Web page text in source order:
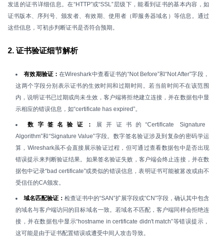
发送的证书详细信息。在“HTTP”或“SSL”层级下，能看到证书的基本内容，如
证书版本、序列号、颁发者、有效期、使用者（即服务器域名）等信息。通过
这些信息，可初步判断证书是否符合预期。
2. 证书验证细节解析
有效期验证：在Wireshark中查看证书的“Not Before”和“Not After”字段，
这两个字段分别表示证书的生效时间和过期时间。若当前时间不在该范围
内，说明证书已过期或尚未生效，客户端将拒绝建立连接，并在数据包中显
示相应的错误信息，如“certificate has expired”。
数字签名验证： 展开证书的“Certificate Signature
Algorithm”和“Signature Value”字段。数字签名验证涉及到复杂的密码学运
算，Wireshark虽不会直接展示验证过程，但可通过查看数据包中是否出现
错误提示来判断验证结果。如果签名验证失败，客户端会终止连接，并在数
据包中记录“bad certificate”或类似的错误信息，表明证书可能被篡改或由不
受信任的CA颁发。
域名匹配验证： 检查证书中的“SAN”扩展字段或“CN”字段，确认其中包含
的域名与客户端访问的目标域名一致。若域名不匹配，客户端同样会拒绝连
接，并在数据包中显示“hostname in certificate didn't match”等错误提示，
这可能是由于证书配置错误或遭受中间人攻击导致。